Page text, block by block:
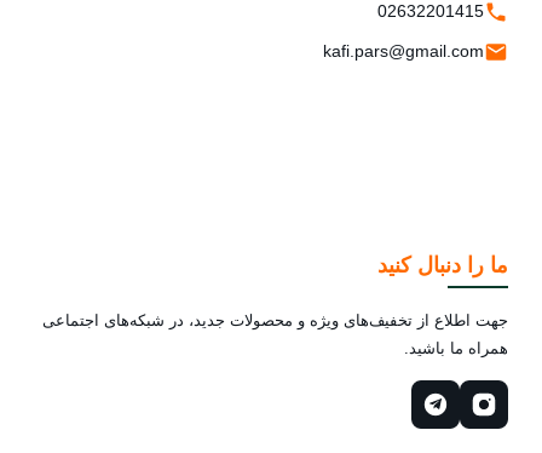
02632201415
kafi.pars@gmail.com
ما را دنبال کنید
جهت اطلاع از تخفیف‌های ویژه و محصولات جدید، در شبکه‌های اجتماعی
همراه ما باشید.